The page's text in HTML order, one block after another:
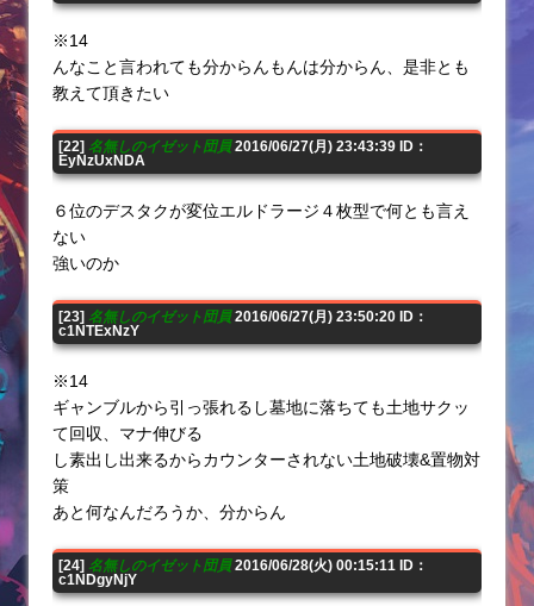
※14
んなこと言われても分からんもんは分からん、是非とも
教えて頂きたい
[22] 名無しのイゼット団員2016/06/27(月) 23:43:39 ID：
EyNzUxNDA
６位のデスタクが変位エルドラージ４枚型で何とも言え
ない
強いのか
[23] 名無しのイゼット団員2016/06/27(月) 23:50:20 ID：
c1NTExNzY
※14
ギャンブルから引っ張れるし墓地に落ちても土地サクッ
て回収、マナ伸びる
し素出し出来るからカウンターされない土地破壊&置物対
策
あと何なんだろうか、分からん
[24] 名無しのイゼット団員2016/06/28(火) 00:15:11 ID：
c1NDgyNjY